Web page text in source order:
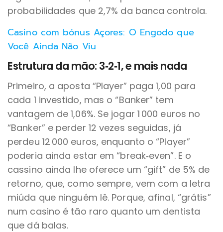
probabilidades que 2,7% da banca controla.
Casino com bónus Açores: O Engodo que
Você Ainda Não Viu
Estrutura da mão: 3‑2‑1, e mais nada
Primeiro, a aposta “Player” paga 1,00 para
cada 1 investido, mas o “Banker” tem
vantagem de 1,06%. Se jogar 1 000 euros no
“Banker” e perder 12 vezes seguidas, já
perdeu 12 000 euros, enquanto o “Player”
poderia ainda estar em “break‑even”. E o
cassino ainda lhe oferece um “gift” de 5% de
retorno, que, como sempre, vem com a letra
miúda que ninguém lê. Porque, afinal, “grátis”
num casino é tão raro quanto um dentista
que dá balas.